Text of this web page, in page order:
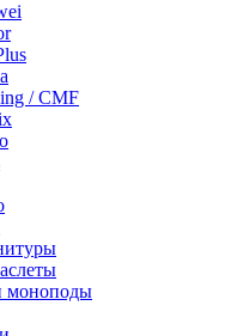
/ CMF
моноподы